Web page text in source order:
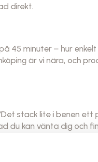
direkt.
45 minuter – hur enkelt
är vi nära, och
stack lite i benen ett
du kan vänta dig och